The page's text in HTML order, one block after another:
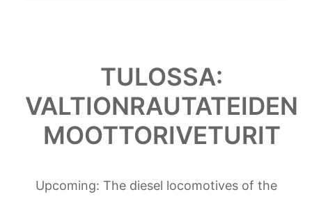
TULOSSA:
VALTIONRAUTATEIDEN
MOOTTORIVETURIT
Upcoming: The diesel locomotives of the